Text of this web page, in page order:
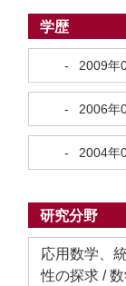
学歴
- 2009年
- 2006年
- 2004年
研究分野
応用数学、
性の探求 /